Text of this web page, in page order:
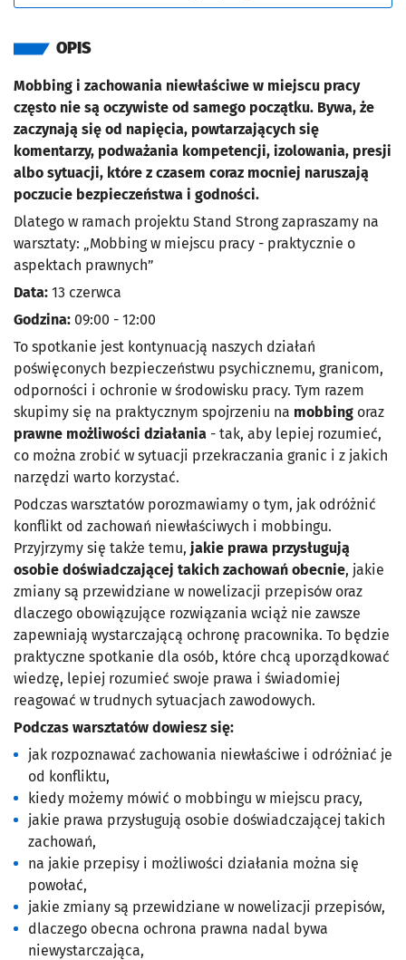
OPIS
Mobbing i zachowania niewłaściwe w miejscu pracy
często nie są oczywiste od samego początku. Bywa, że
zaczynają się od napięcia, powtarzających się
komentarzy, podważania kompetencji, izolowania, presji
albo sytuacji, które z czasem coraz mocniej naruszają
poczucie bezpieczeństwa i godności.
Dlatego w ramach projektu Stand Strong zapraszamy na
warsztaty: „Mobbing w miejscu pracy - praktycznie o
aspektach prawnych”
Data: 13 czerwca
Godzina: 09:00 - 12:00
To spotkanie jest kontynuacją naszych działań
poświęconych bezpieczeństwu psychicznemu, granicom,
odporności i ochronie w środowisku pracy. Tym razem
skupimy się na praktycznym spojrzeniu na mobbing oraz
prawne możliwości działania - tak, aby lepiej rozumieć,
co można zrobić w sytuacji przekraczania granic i z jakich
narzędzi warto korzystać.
Podczas warsztatów porozmawiamy o tym, jak odróżnić
konflikt od zachowań niewłaściwych i mobbingu.
Przyjrzymy się także temu, jakie prawa przysługują
osobie doświadczającej takich zachowań obecnie, jakie
zmiany są przewidziane w nowelizacji przepisów oraz
dlaczego obowiązujące rozwiązania wciąż nie zawsze
zapewniają wystarczającą ochronę pracownika. To będzie
praktyczne spotkanie dla osób, które chcą uporządkować
wiedzę, lepiej rozumieć swoje prawa i świadomiej
reagować w trudnych sytuacjach zawodowych.
Podczas warsztatów dowiesz się:
jak rozpoznawać zachowania niewłaściwe i odróżniać je
od konfliktu,
kiedy możemy mówić o mobbingu w miejscu pracy,
jakie prawa przysługują osobie doświadczającej takich
zachowań,
na jakie przepisy i możliwości działania można się
powołać,
jakie zmiany są przewidziane w nowelizacji przepisów,
dlaczego obecna ochrona prawna nadal bywa
niewystarczająca,